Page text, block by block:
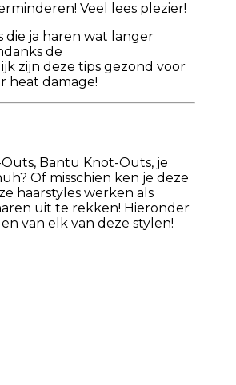
Veel lees plezier!
die ja haren wat langer
de
zijn deze tips gezond voor
heat damage!
Outs, Bantu Knot-Outs, je
Of misschien ken je deze
haarstyles werken als
uit te rekken! Hieronder
van elk van deze stylen!